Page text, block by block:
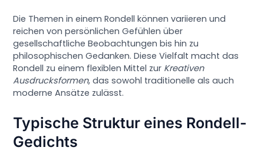
Die Themen in einem Rondell können variieren und
reichen von persönlichen Gefühlen über
gesellschaftliche Beobachtungen bis hin zu
philosophischen Gedanken. Diese Vielfalt macht das
Rondell zu einem flexiblen Mittel zur Kreativen
Ausdrucksformen, das sowohl traditionelle als auch
moderne Ansätze zulässt.
Typische Struktur eines Rondell-
Gedichts